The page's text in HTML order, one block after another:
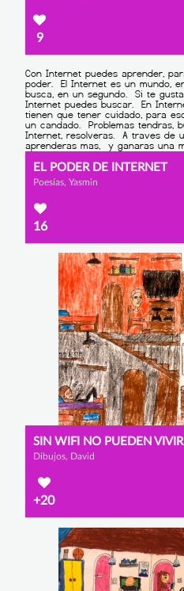
9
EL PODER DE INTERNET
Poesías, Yasmin
16
SIN WIFI NO PUEDEN VIVIR
Dibujos, David
+20